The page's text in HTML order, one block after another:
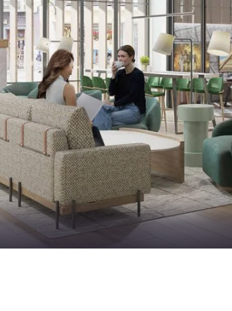
Español English
Germany
English
España
Español
France
Français
France
English
Italia
Italiano
Italy
English